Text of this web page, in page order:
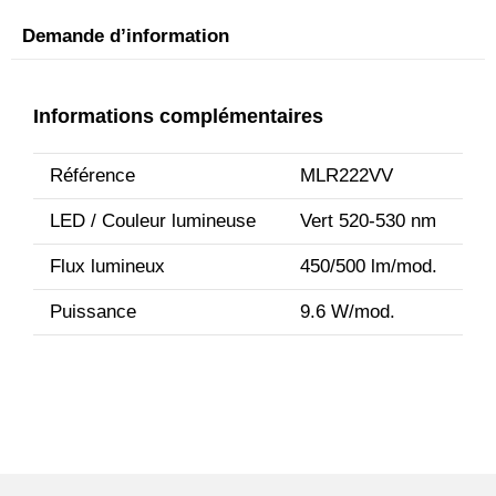
Demande d’information
Informations complémentaires
Référence MLR222VV
LED / Couleur lumineuse Vert 520-530 nm
Flux lumineux 450/500 lm/mod.
Puissance 9.6 W/mod.